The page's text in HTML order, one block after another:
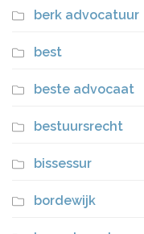
berk advocatuur
best
beste advocaat
bestuursrecht
bissessur
bordewijk